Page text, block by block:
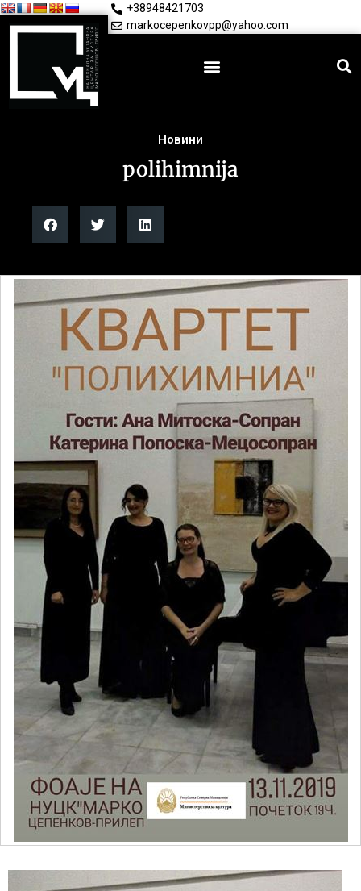
+38948421703
markocepenkovpp@yahoo.com
Новини
polihimnija